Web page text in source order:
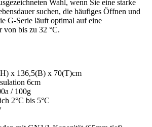
Wahl, wenn Sie eine starke
suchen, die häufiges Öffnen und
G-Serie läuft optimal auf eine
von bis zu 32 °C.
x 136,5(B) x 70(T)cm
6cm
/ 100g
2°C bis 5°C